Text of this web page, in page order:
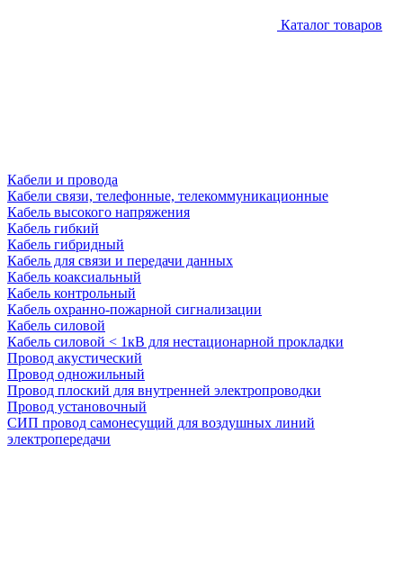
Каталог товаров
Кабели и провода
Кабели связи, телефонные, телекоммуникационные
Кабель высокого напряжения
Кабель гибкий
Кабель гибридный
Кабель для связи и передачи данных
Кабель коаксиальный
Кабель контрольный
Кабель охранно-пожарной сигнализации
Кабель силовой
Кабель силовой < 1кВ для нестационарной прокладки
Провод акустический
Провод одножильный
Провод плоский для внутренней электропроводки
Провод установочный
СИП провод самонесущий для воздушных линий
электропередачи